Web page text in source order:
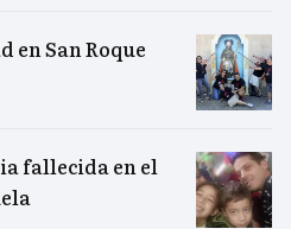
en San Roque
fallecida en el